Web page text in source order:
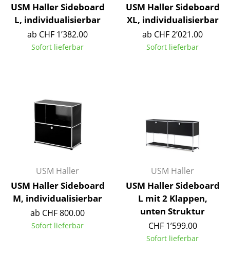
... alle Sitzmöbel
Tische
Esstische
Schreibtische
Sekretäre & PC-Tische
Stehtische & Stehpulte
Kindertische
Gartentische
USM Haller Sideboard
L, individualisierbar
ab CHF 1’382.00
Sofort lieferbar
USM Haller Sideboard
XL, individualisierbar
ab CHF 2’021.00
Sofort lieferbar
USM Haller
USM Haller Sideboard
M, individualisierbar
ab CHF 800.00
Sofort lieferbar
USM Haller
USM Haller Sideboard
L mit 2 Klappen,
unten Struktur
CHF 1’599.00
Sofort lieferbar